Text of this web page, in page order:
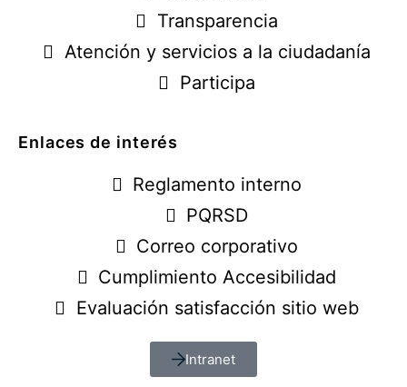
Transparencia
Atención y servicios a la ciudadanía
Participa
Enlaces de interés
Reglamento interno
PQRSD
Correo corporativo
Cumplimiento Accesibilidad
Evaluación satisfacción sitio web
Intranet